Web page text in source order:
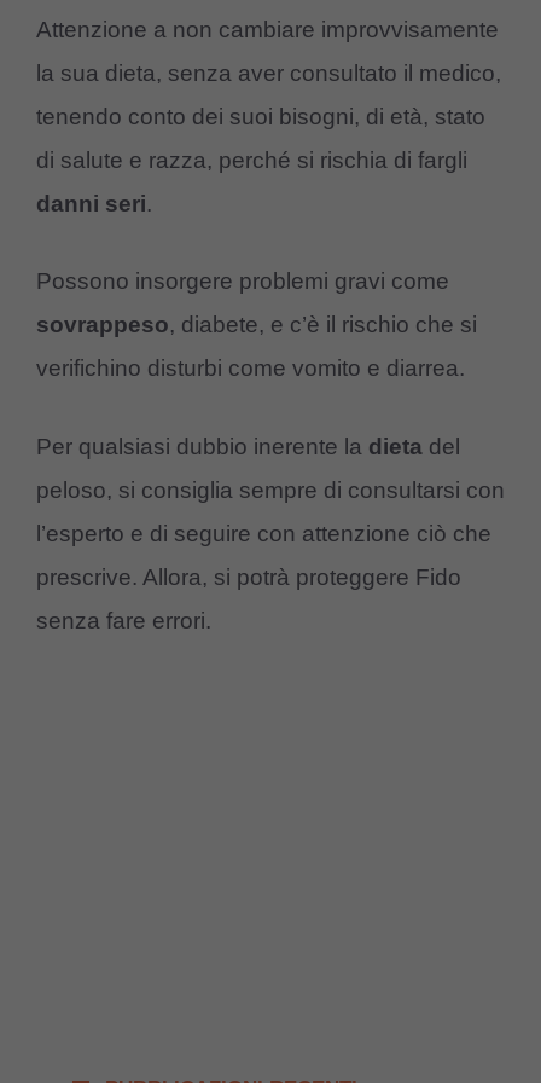
Attenzione a non cambiare improvvisamente
la sua dieta, senza aver consultato il medico,
tenendo conto dei suoi bisogni, di età, stato
di salute e razza, perché si rischia di fargli
danni seri.
Possono insorgere problemi gravi come
sovrappeso, diabete, e c’è il rischio che si
verifichino disturbi come vomito e diarrea.
Per qualsiasi dubbio inerente la dieta del
peloso, si consiglia sempre di consultarsi con
l’esperto e di seguire con attenzione ciò che
prescrive. Allora, si potrà proteggere Fido
senza fare errori.